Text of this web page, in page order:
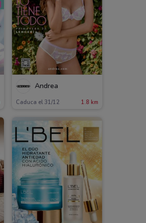
Andrea
Caduca el 31/12 1.8 km